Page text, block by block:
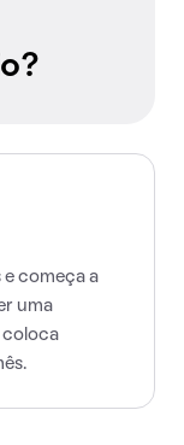
e começa a
uma
coloca